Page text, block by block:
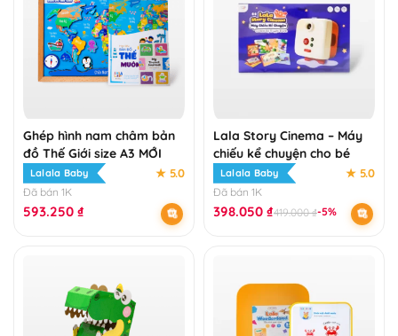
Ghép hình nam châm bản
đồ Thế Giới size A3 MỚI
Lalala Baby ★ 5.0
Đã bán 1K
593.250 ₫
Lala Story Cinema – Máy
chiếu kể chuyện cho bé
Lalala Baby ★ 5.0
Đã bán 1K
398.050 ₫419.000₫-5%